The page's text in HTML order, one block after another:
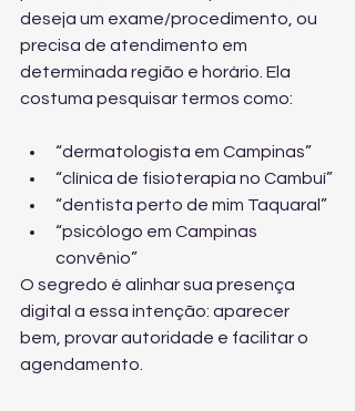
deseja um exame/procedimento, ou
precisa de atendimento em
determinada região e horário. Ela
costuma pesquisar termos como:
“dermatologista em Campinas”
“clínica de fisioterapia no Cambuí”
“dentista perto de mim Taquaral”
“psicólogo em Campinas
convênio”
O segredo é alinhar sua presença
digital a essa intenção: aparecer
bem, provar autoridade e facilitar o
agendamento.